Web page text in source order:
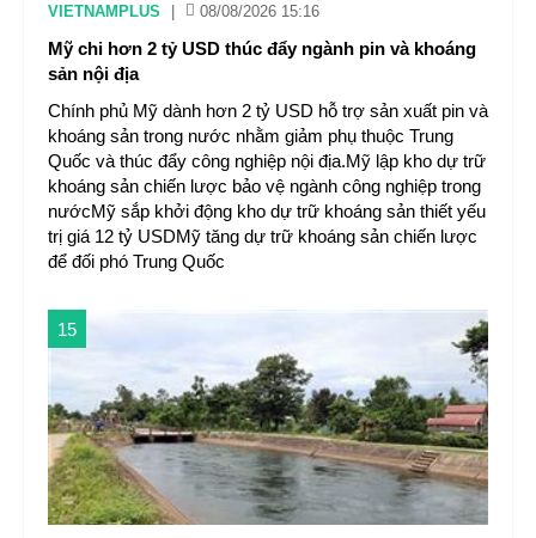
VIETNAMPLUS 08/08/2026 15:16
Mỹ chi hơn 2 tỷ USD thúc đẩy ngành pin và khoáng
sản nội địa
Chính phủ Mỹ dành hơn 2 tỷ USD hỗ trợ sản xuất pin và
khoáng sản trong nước nhằm giảm phụ thuộc Trung
Quốc và thúc đẩy công nghiệp nội địa.Mỹ lập kho dự trữ
khoáng sản chiến lược bảo vệ ngành công nghiệp trong
nướcMỹ sắp khởi động kho dự trữ khoáng sản thiết yếu
trị giá 12 tỷ USDMỹ tăng dự trữ khoáng sản chiến lược
để đối phó Trung Quốc
15